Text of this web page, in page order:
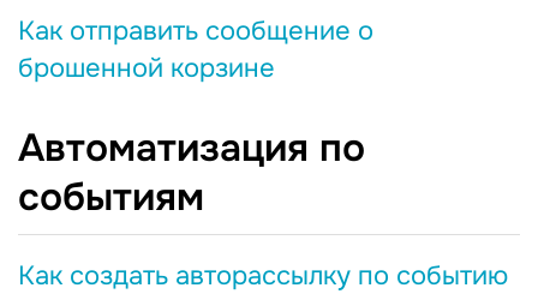
Как отправить сообщение о
брошенной корзине
Автоматизация по
событиям
Как создать авторассылку по событию